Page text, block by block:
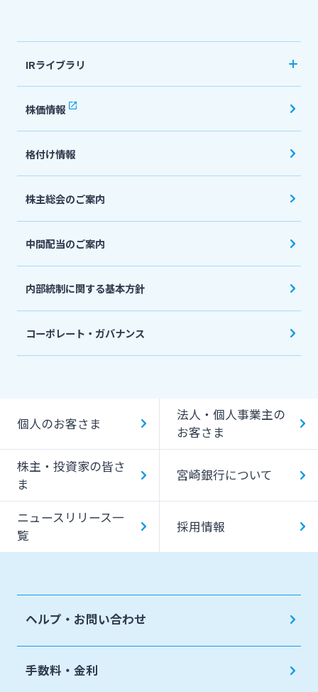
法人・個人事業主のお客さま
株主・投資家の皆さま
宮崎銀行について
ニュースリリース一覧
採用情報
お問い合わせ先一覧
IRライブラリ
決算短信
有価証券報告書・四半期報告書
IR関連ニュースリリース
会社説明会資料
投資家向け説明会資料
English
株価情報
格付け情報
株主総会のご案内
中間配当のご案内
内部統制に関する基本方針
コーポレート・ガバナンス
個人のお客さま
法人・個人事業主の
お客さま
株主・投資家の皆さ
ま
宮崎銀行について
ニュースリリース一
覧
採用情報
ヘルプ・お問い合わせ
手数料・金利